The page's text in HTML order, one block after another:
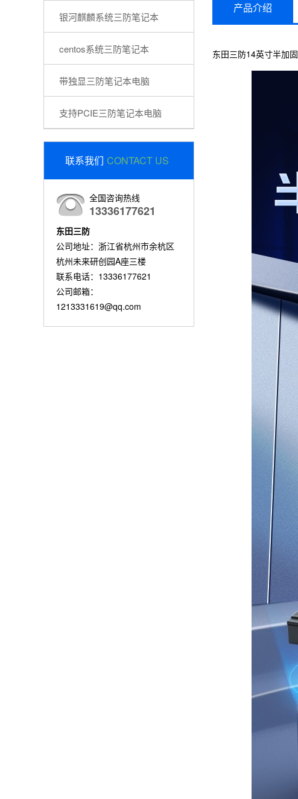
银河麒麟系统三防笔记本
centos系统三防笔记本
带独显三防笔记本电脑
支持PCIE三防笔记本电脑
联系我们 CONTACT US
全国咨询热线
13336177621
东田三防
公司地址：浙江省杭州市余杭区
杭州未来研创园A座三楼
联系电话：13336177621
公司邮箱：
1213331619@qq.com
产品介绍
东田三防14英寸半加固